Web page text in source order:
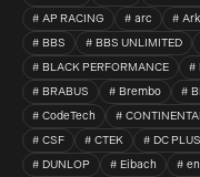
AP RACING
arc
BBS
BBS UNLIMITED
BLACK PERFORMANCE
BRABUS
Brembo
CodeTech
CSF
CTEK DC PLUS
DUNLOP
Eibach